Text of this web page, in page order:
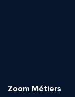
Zoom Métiers